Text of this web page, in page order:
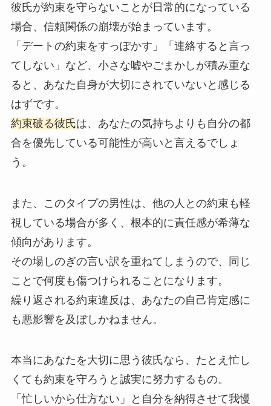
彼氏が約束を守らないことが日常的になっている
場合、信頼関係の崩壊が始まっています。
「デートの約束をすっぽかす」「連絡すると言っ
てしない」など、小さな嘘やごまかしが積み重な
ると、あなた自身が大切にされていないと感じる
はずです。
約束破る彼氏は、あなたの気持ちよりも自分の都
合を優先している可能性が高いと言えるでしょ
う。
また、このタイプの男性は、他の人との約束も軽
視している場合が多く、根本的に責任感が希薄な
傾向があります。
その場しのぎの言い訳を重ねてしまうので、同じ
ことで何度も傷つけられることになります。
繰り返される約束違反は、あなたの自己肯定感に
も悪影響を及ぼしかねません。
本当にあなたを大切に思う彼氏なら、たとえ忙し
くても約束を守ろうと誠実に努力するもの。
「忙しいから仕方ない」と自分を納得させて我慢